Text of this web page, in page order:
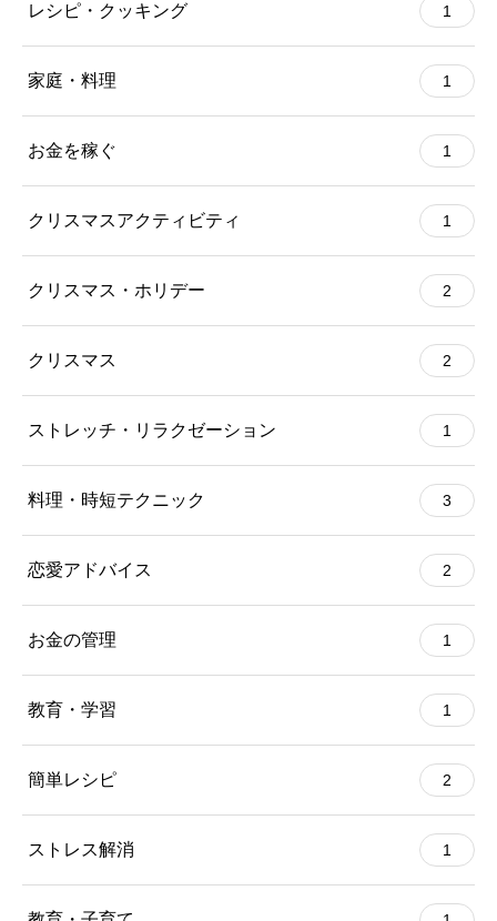
レシピ・クッキング 1
家庭・料理 1
お金を稼ぐ 1
クリスマスアクティビティ 1
クリスマス・ホリデー 2
クリスマス 2
ストレッチ・リラクゼーション 1
料理・時短テクニック 3
恋愛アドバイス 2
お金の管理 1
教育・学習 1
簡単レシピ 2
ストレス解消 1